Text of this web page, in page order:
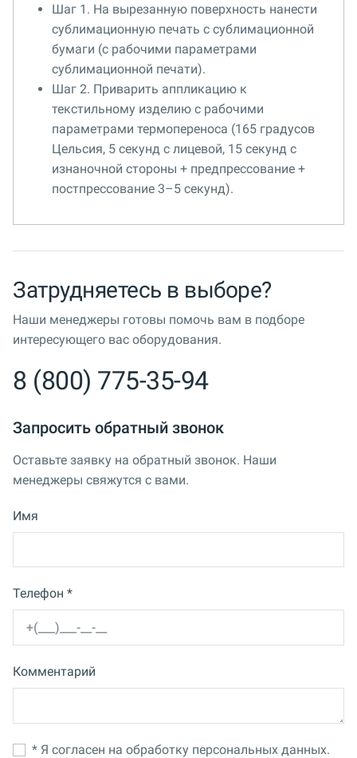
Шаг 1. На вырезанную поверхность нанести
сублимационную печать с сублимационной
бумаги (с рабочими параметрами
сублимационной печати).
Шаг 2. Приварить аппликацию к
текстильному изделию с рабочими
параметрами термопереноса (165 градусов
Цельсия, 5 секунд с лицевой, 15 секунд с
изнаночной стороны + предпрессование +
постпрессование 3–5 секунд).
Затрудняетесь в выборе?
Наши менеджеры готовы помочь вам в подборе
интересующего вас оборудования.
8 (800) 775-35-94
Запросить обратный звонок
Оставьте заявку на обратный звонок. Наши
менеджеры свяжутся с вами.
Имя
Телефон *
Комментарий
* Я согласен на обработку персональных данных.